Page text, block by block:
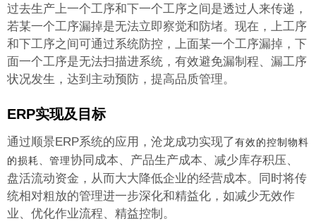
过去生产上一个工序和下一个工序之间是透过人来传递，
若某一个工序漏掉是无法立即察觉和防堵。现在，上工序
和下工序之间可通过系统防控，上面某一个工序漏掉，下
面一个工序是无法扫描进系统，有效避免漏制程、漏工序
状况发生，达到主动预防，提高品质管理。
ERP实现及目标
通过顺景ERP系统的应用，沧龙成功实现了有效的控制物料
的损耗、管理协同成本、产品生产成本、减少库存积压、
盘活流动资金，从而大大降低企业的经营成本。同时将传
统相对粗放的管理进一步深化和精益化，如减少无效作
业、优化作业流程、精益控制。